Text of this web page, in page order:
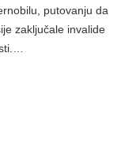
putovanju da
zaključale invalide